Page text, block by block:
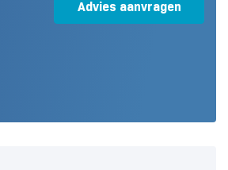
Advies aanvragen